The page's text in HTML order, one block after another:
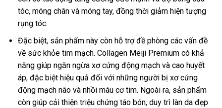
tóc, móng chân và móng tay, đồng thời giảm hiện tượng
rụng tóc.
Đặc biệt, sản phẩm này còn hỗ trợ đề phòng các vấn đề
về sức khỏe tim mạch. Collagen Meiji Premium có khả
năng giúp ngăn ngừa xơ cứng động mạch và cao huyết
áp, đặc biệt hiệu quả đối với những người bị xơ cứng
động mạch não và nhồi máu cơ tim. Ngoài ra, sản phẩm
còn giúp cải thiện triệu chứng táo bón, duy trì làn da đẹp